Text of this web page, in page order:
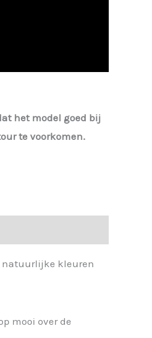
het model goed bij
te voorkomen.
natuurlijke kleuren
mooi over de